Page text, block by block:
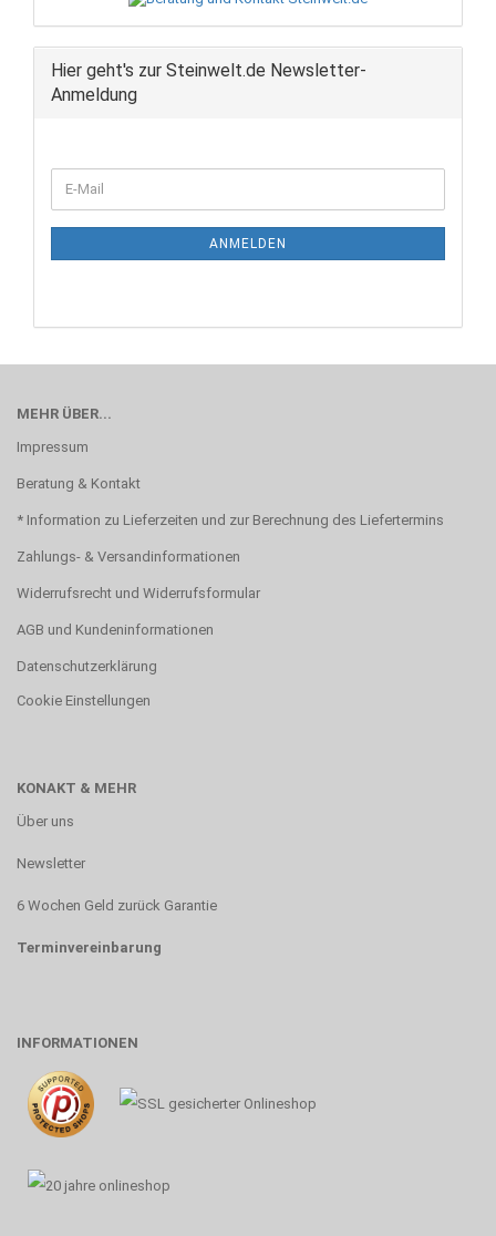
Hier geht's zur Steinwelt.de Newsletter-
Anmeldung
ZUR
NEWSLETTER-
E-
Mail
ANMELDEN
MEHR ÜBER...
Impressum
Beratung & Kontakt
* Information zu Lieferzeiten und zur Berechnung des Liefertermins
Zahlungs- & Versandinformationen
Widerrufsrecht und Widerrufsformular
AGB und Kundeninformationen
Datenschutzerklärung
Cookie Einstellungen
KONAKT & MEHR
Über uns
Newsletter
6 Wochen Geld zurück Garantie
Terminvereinbarung
INFORMATIONEN